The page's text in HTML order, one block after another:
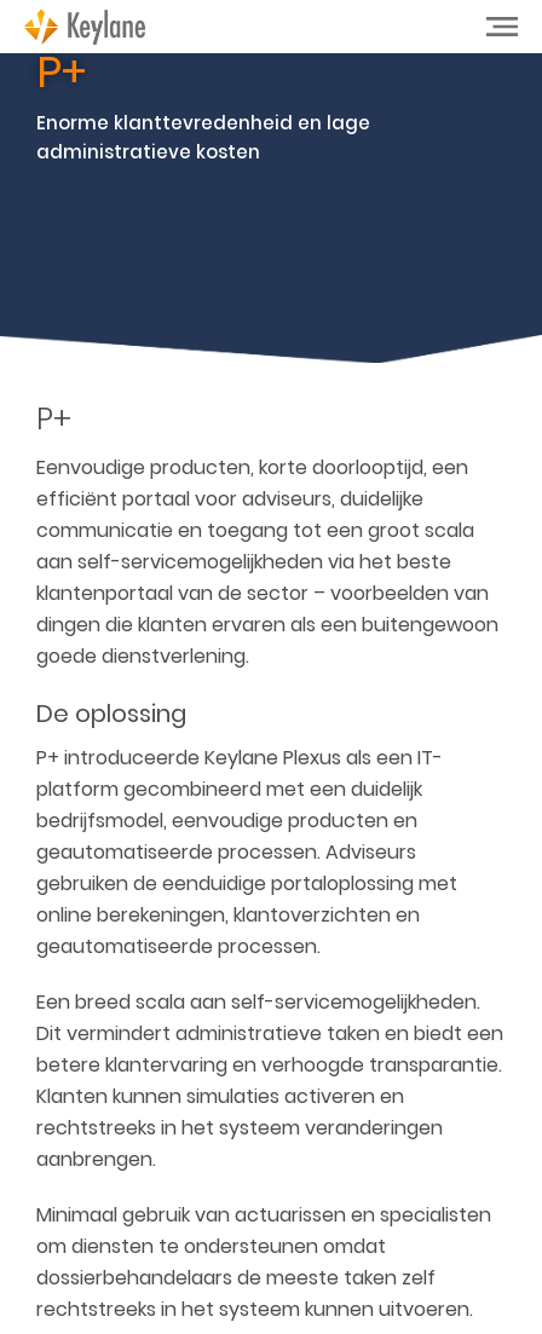
P+
Enorme klanttevredenheid en lage
administratieve kosten
P+
Eenvoudige producten, korte doorlooptijd, een
efficiënt portaal voor adviseurs, duidelijke
communicatie en toegang tot een groot scala
aan self-servicemogelijkheden via het beste
klantenportaal van de sector – voorbeelden van
dingen die klanten ervaren als een buitengewoon
goede dienstverlening.
De oplossing
P+ introduceerde Keylane Plexus als een IT-
platform gecombineerd met een duidelijk
bedrijfsmodel, eenvoudige producten en
geautomatiseerde processen. Adviseurs
gebruiken de eenduidige portaloplossing met
online berekeningen, klantoverzichten en
geautomatiseerde processen.
Een breed scala aan self-servicemogelijkheden.
Dit vermindert administratieve taken en biedt een
betere klantervaring en verhoogde transparantie.
Klanten kunnen simulaties activeren en
rechtstreeks in het systeem veranderingen
aanbrengen.
Minimaal gebruik van actuarissen en specialisten
om diensten te ondersteunen omdat
dossierbehandelaars de meeste taken zelf
rechtstreeks in het systeem kunnen uitvoeren.